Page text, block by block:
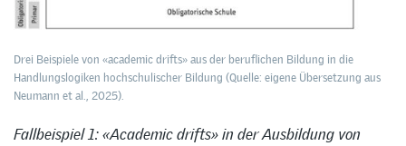
Drei Beispiele von «academic drifts» aus der beruflichen Bildung in die
Handlungslogiken hochschulischer Bildung (Quelle: eigene Übersetzung aus
Neumann et al., 2025).
Fallbeispiel 1: «Academic drifts» in der Ausbildung von